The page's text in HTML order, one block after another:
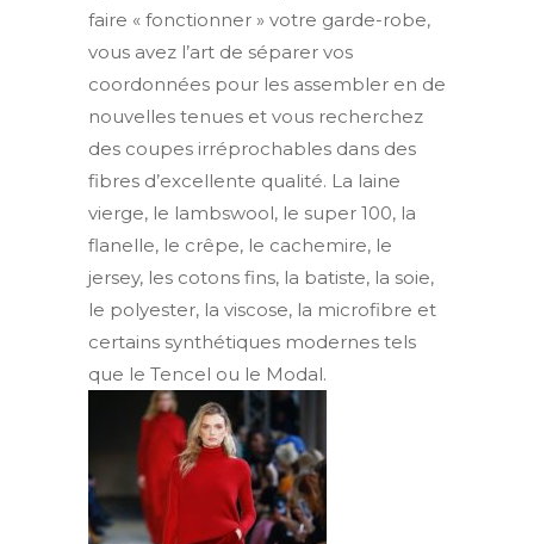
faire « fonctionner » votre garde-robe,
vous avez l’art de séparer vos
coordonnées pour les assembler en de
nouvelles tenues et vous recherchez
des coupes irréprochables dans des
fibres d’excellente qualité. La laine
vierge, le lambswool, le super 100, la
flanelle, le crêpe, le cachemire, le
jersey, les cotons fins, la batiste, la soie,
le polyester, la viscose, la microfibre et
certains synthétiques modernes tels
que le Tencel ou le Modal.